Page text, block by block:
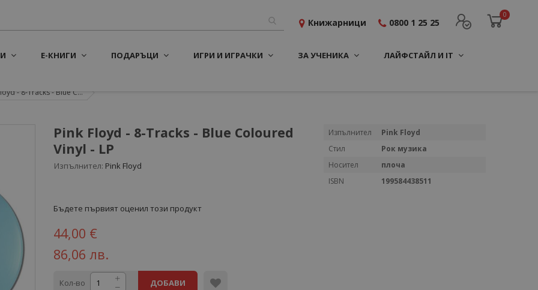
0
Книжарници 0800 1 25 25
Е-КНИГИ ПОДАРЪЦИ ИГРИ И ИГРАЧКИ ЗА УЧЕНИКА ЛАЙФСТАЙЛ И IT
- 8-Tracks - Blue C...
Pink Floyd - 8-Tracks - Blue Coloured
Vinyl - LP
Изпълнител: Pink Floyd
Бъдете първият оценил този продукт
44,00 €
86,06 лв.
Кол-во ДОБАВИ
Повече
Изпълнител
Pink Floyd
Стил
Рок музика
Носител
плоча
ISBN
199584438511